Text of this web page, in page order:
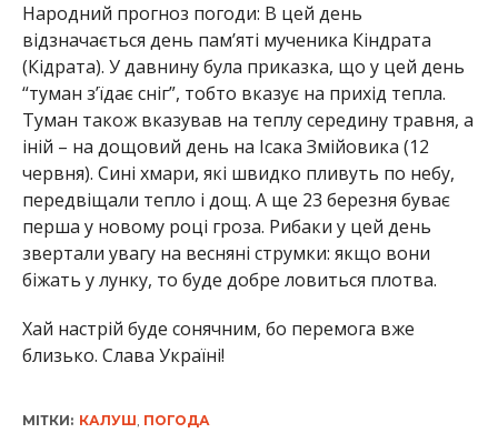
Народний прогноз погоди: В цей день
відзначається день пам’яті мученика Кіндрата
(Кідрата). У давнину була приказка, що у цей день
“туман з’їдає сніг”, тобто вказує на прихід тепла.
Туман також вказував на теплу середину травня, а
іній – на дощовий день на Ісака Змійовика (12
червня). Сині хмари, які швидко пливуть по небу,
передвіщали тепло і дощ. А ще 23 березня буває
перша у новому році гроза. Рибаки у цей день
звертали увагу на весняні струмки: якщо вони
біжать у лунку, то буде добре ловиться плотва.
Хай настрій буде сонячним, бо перемога вже
близько. Слава Україні!
МІТКИ: КАЛУШ, ПОГОДА